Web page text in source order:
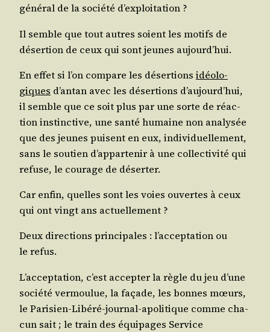
géné­ral de la socié­té d’exploitation ?
Il semble que tout autres soient les motifs de
déser­tion de ceux qui sont jeunes aujourd’hui.
En effet si l’on com­pare les déser­tions idéo­lo­
giques d’an­tan avec les déser­tions d’au­jourd’­hui,
il semble que ce soit plus par une sorte de réac­
tion ins­tinc­tive, une san­té humaine non ana­ly­sée
que des jeunes puisent en eux, indi­vi­duel­le­ment,
sans le sou­tien d’ap­par­te­nir à une col­lec­ti­vi­té qui
refuse, le cou­rage de déserter.
Car enfin, quelles sont les voies ouvertes à ceux
qui ont vingt ans actuellement ?
Deux direc­tions prin­ci­pales : l’ac­cep­ta­tion ou
le refus.
L’ac­cep­ta­tion, c’est accep­ter la règle du jeu d’une
socié­té ver­mou­lue, la façade, les bonnes mœurs,
le Pari­sien-Libé­ré-jour­nal-apo­li­tique comme cha­
cun sait ; le train des équi­pages Ser­vice